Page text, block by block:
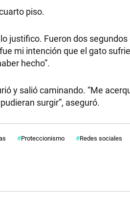
piso.
justifico. Fueron dos
mi intención que el gato
hecho”.
y salió caminando. “Me
surgir”, aseguró.
Proteccionismo Redes sociales